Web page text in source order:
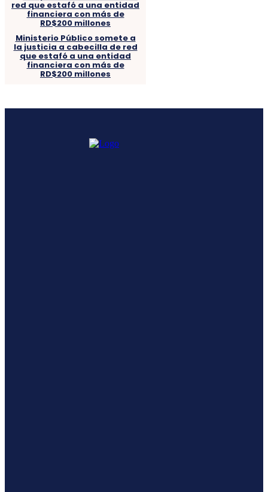
Ministerio Público somete a
la justicia a cabecilla de red
que estafó a una entidad
financiera con más de
RD$200 millones